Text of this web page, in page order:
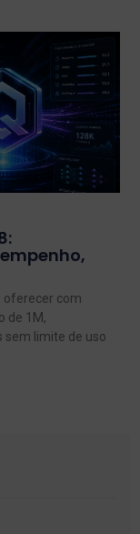
oferecer com
de 1M,
sem limite de uso